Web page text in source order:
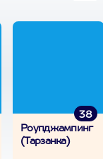
38
Роупджампинг
(Тарзанка)